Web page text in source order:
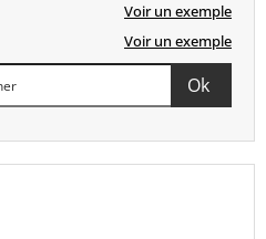
<=0,1 µg/L
µg/L <=0,1 µg/L
µg/L <=0,1 µg/L
µg/L <=0,1 µg/L
µg/L
Voir un exemple
Voir un exemple